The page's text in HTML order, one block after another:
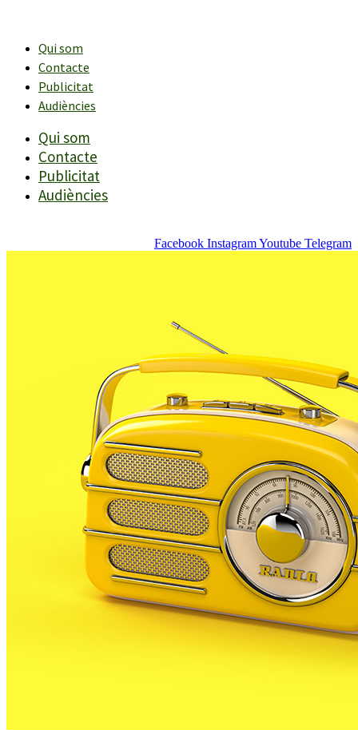
contingutQui som
Contacte
Publicitat
Audiències
Qui som
Contacte
Publicitat
Audiències
Facebook InstagramYoutube Telegram